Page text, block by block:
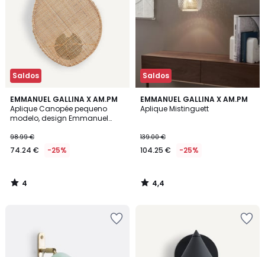
Saldos
EMMANUEL GALLINA X AM.PM
Aplique Canopée pequeno
modelo, design Emmanuel
98.99 €
74.24 € -25%
4
/
5
4
/
Saldos
EMMANUEL GALLINA X AM.PM
Aplique Mistinguett
139.00 €
104.25 € -25%
4,4
/ 5
4,4
/